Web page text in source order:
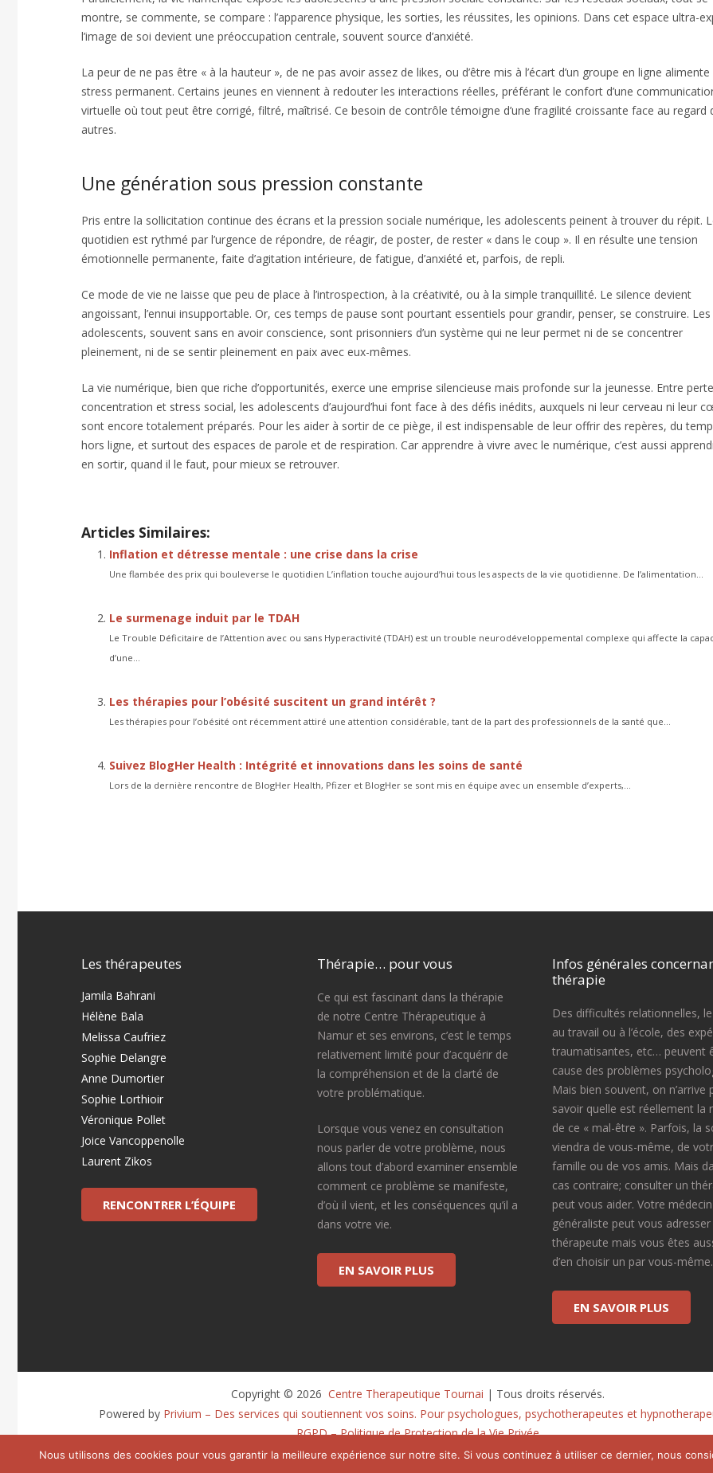
montre, se commente, se compare : l’apparence physique, les sorties, les réussites, les opinions. Dans cet espace ultra-
l’image de soi devient une préoccupation centrale, souvent source d’anxiété.
La peur de ne pas être « à la hauteur », de ne pas avoir assez de likes, ou d’être mis à l’écart d’un groupe en ligne alimente
stress permanent. Certains jeunes en viennent à redouter les interactions réelles, préférant le confort d’une
virtuelle où tout peut être corrigé, filtré, maîtrisé. Ce besoin de contrôle témoigne d’une fragilité croissante face au regard
autres.
Une génération sous pression constante
Pris entre la sollicitation continue des écrans et la pression sociale numérique, les adolescents peinent à trouver du répit.
quotidien est rythmé par l’urgence de répondre, de réagir, de poster, de rester « dans le coup ». Il en résulte une tension
émotionnelle permanente, faite d’agitation intérieure, de fatigue, d’anxiété et, parfois, de repli.
Ce mode de vie ne laisse que peu de place à l’introspection, à la créativité, ou à la simple tranquillité. Le silence devient
angoissant, l’ennui insupportable. Or, ces temps de pause sont pourtant essentiels pour grandir, penser, se construire. Les
adolescents, souvent sans en avoir conscience, sont prisonniers d’un système qui ne leur permet ni de se concentrer
pleinement, ni de se sentir pleinement en paix avec eux-mêmes.
La vie numérique, bien que riche d’opportunités, exerce une emprise silencieuse mais profonde sur la jeunesse. Entre
concentration et stress social, les adolescents d’aujourd’hui font face à des défis inédits, auxquels ni leur cerveau ni leur
sont encore totalement préparés. Pour les aider à sortir de ce piège, il est indispensable de leur offrir des repères, du
hors ligne, et surtout des espaces de parole et de respiration. Car apprendre à vivre avec le numérique, c’est aussi
en sortir, quand il le faut, pour mieux se retrouver.
Articles Similaires:
Inflation et détresse mentale : une crise dans la crise
Une flambée des prix qui bouleverse le quotidien L’inflation touche aujourd’hui tous les aspects de la vie quotidienne. De l’alimentation...
Le surmenage induit par le TDAH
Le Trouble Déficitaire de l’Attention avec ou sans Hyperactivité (TDAH) est un trouble neurodéveloppemental complexe qui affecte la
d’une...
Les thérapies pour l’obésité suscitent un grand intérêt ?
Les thérapies pour l’obésité ont récemment attiré une attention considérable, tant de la part des professionnels de la santé que...
Suivez BlogHer Health : Intégrité et innovations dans les soins de santé
Lors de la dernière rencontre de BlogHer Health, Pfizer et BlogHer se sont mis en équipe avec un ensemble d’experts,...
Les thérapeutes
Jamila Bahrani
Hélène Bala
Melissa Caufriez
Sophie Delangre
Anne Dumortier
Sophie Lorthioir
Véronique Pollet
Joice Vancoppenolle
Laurent Zikos
RENCONTRER L’ÉQUIPE
Thérapie… pour vous
Ce qui est fascinant dans la thérapie
de notre Centre Thérapeutique à
Namur et ses environs, c’est le temps
relativement limité pour d’acquérir de
la compréhension et de la clarté de
votre problématique.
Lorsque vous venez en consultation
nous parler de votre problème, nous
allons tout d’abord examiner ensemble
comment ce problème se manifeste,
d’où il vient, et les conséquences qu’il a
dans votre vie.
EN SAVOIR PLUS
Infos générales
thérapie
Des difficultés relationnelles,
au travail ou à l’école, des
traumatisantes, etc… peuvent
cause des problèmes
Mais bien souvent, on n’arrive
savoir quelle est réellement la
de ce « mal-être ». Parfois, la
viendra de vous-même, de
famille ou de vos amis. Mais
cas contraire; consulter un
peut vous aider. Votre médecin
généraliste peut vous adresser
thérapeute mais vous êtes
d’en choisir un par vous-même.
EN SAVOIR PLUS
Copyright © 2026 Centre Therapeutique Tournai | Tous droits réservés.
Powered by Privium – Des services qui soutiennent vos soins. Pour psychologues, psychotherapeutes et
RGPD – Politique de Protection de la Vie Privée
Nous utilisons des cookies pour vous garantir la meilleure expérience sur notre site. Si vous continuez à utiliser ce dernier, nous